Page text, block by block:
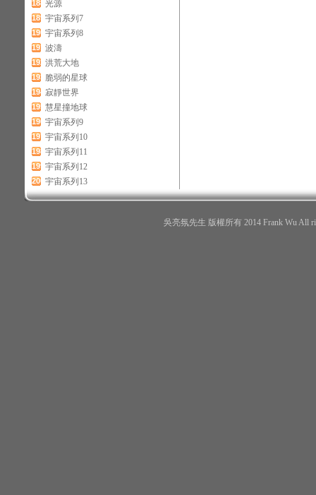
188 光源
189 宇宙系列7
190 宇宙系列8
191 波濤
192 洪荒大地
193 脆弱的星球
194 寂靜世界
195 慧星撞地球
196 宇宙系列9
197 宇宙系列10
198 宇宙系列11
199 宇宙系列12
200 宇宙系列13
吳亮氛先生 版權所有 2014 Frank Wu All